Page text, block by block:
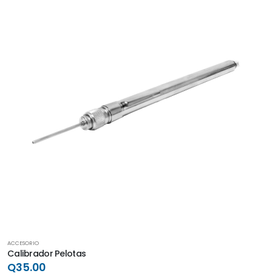
ACCESORIO
Calibrador Pelotas
Q35.00